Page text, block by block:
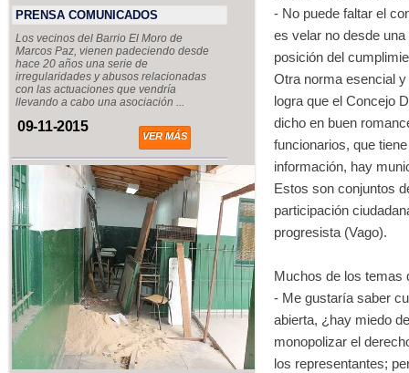
PRENSA COMUNICADOS
Los vecinos del Barrio El Moro de
Marcos Paz, vienen padeciendo desde
hace 20 años una serie de
irregularidades y abusos relacionadas
con las actuaciones que vendría
llevando a cabo una asociación ...
09-11-2015
VER MÁS
- No puede faltar el
es velar no desde
posición del
Otra norma esencial
logra que el Concejo
dicho en buen
funcionarios, que
información, hay
Estos son conjuntos
participación
progresista (Vago).
Muchos de los temas
- Me gustaría saber
abierta, ¿hay miedo
monopolizar el
los representantes;